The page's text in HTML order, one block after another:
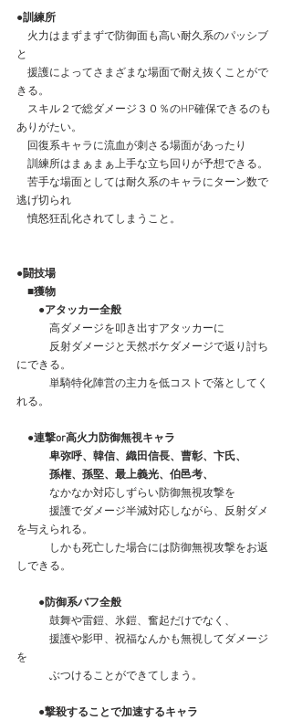
●訓練所
火力はまずまずで防御面も高い耐久系のパッシブ
と
援護によってさまざまな場面で耐え抜くことがで
きる。
スキル２で総ダメージ３０％のHP確保できるのも
ありがたい。
回復系キャラに流血が刺さる場面があったり
訓練所はまぁまぁ上手な立ち回りが予想できる。
苦手な場面としては耐久系のキャラにターン数で
逃げ切られ
憤怒狂乱化されてしまうこと。
●闘技場
■獲物
●アタッカー全般
高ダメージを叩き出すアタッカーに
反射ダメージと天然ボケダメージで返り討ち
にできる。
単騎特化陣営の主力を低コストで落としてく
れる。
●連撃or高火力防御無視キャラ
卑弥呼、韓信、織田信長、曹彰、卞氏、
孫権、孫堅、最上義光、伯邑考、
なかなか対応しずらい防御無視攻撃を
援護でダメージ半減対応しながら、反射ダメ
を与えられる。
しかも死亡した場合には防御無視攻撃をお返
しできる。
●防御系バフ全般
鼓舞や雷鎧、氷鎧、奮起だけでなく、
援護や影甲、祝福なんかも無視してダメージ
を
ぶつけることができてしまう。
●撃殺することで加速するキャラ